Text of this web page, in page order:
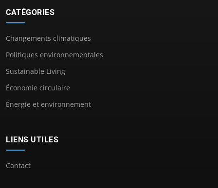
CATÉGORIES
Changements climatiques
Politiques environnementales
Sustainable Living
Économie circulaire
Énergie et environnement
LIENS UTILES
Contact